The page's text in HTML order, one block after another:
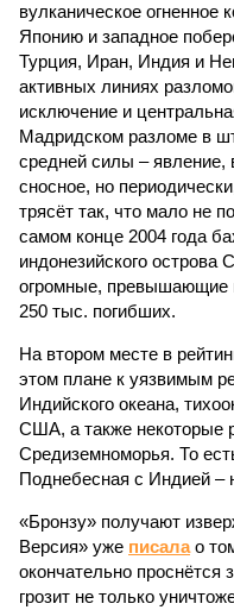
вулканическое
Японию и западное
Турция, Иран, Индия и
активных линиях
исключение и
Мадридском разломе в
средней силы –
сносное, но
трясёт так, что мало не
самом конце 2004 года
индонезийского
огромные, превышающие
250 тыс. погибших.
На втором месте в
этом плане к уязвимым
Индийского океана,
США, а также некоторые
Средиземноморья. То
Поднебесная с Индией –
«Бронзу» получают
Версия» уже писалао
окончательно
грозит не только